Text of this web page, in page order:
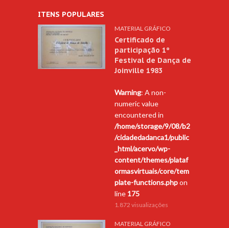
ITENS POPULARES
MATERIAL GRÁFICO
Certificado de
participação 1º
Festival de Dança de
Joinville 1983
Warning: A non-
numeric value
encountered in
/home/storage/9/08/b2
/cidadedadanca1/public
_html/acervo/wp-
content/themes/plataf
ormasvirtuais/core/tem
plate-functions.phpon
line 175
1.872 visualizações
MATERIAL GRÁFICO